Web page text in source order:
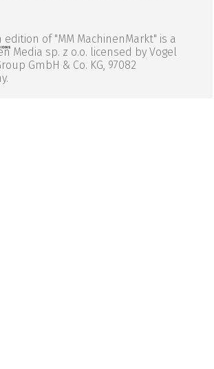
edition of "MM MachinenMarkt" is a
Media sp. z o.o. licensed by Vogel
GmbH & Co. KG, 97082